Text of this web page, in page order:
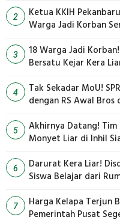
2
Ketua KKIH
3
18 Warga Jadi
Bersatu Kejar Kera
4
Tak Sekadar MoU!
dengan RS Awal Bros
5
Akhirnya Datang! Tim
Monyet Liar di Inhil
6
Darurat Kera Liar!
Siswa Belajar dari
7
Harga Kelapa Terjun
Pemerintah Pusat